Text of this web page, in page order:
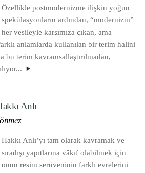
Özellikle postmodernizme ilişkin yoğun
spekülasyonların ardından, “modernizm”
her vesileyle karşımıza çıkan, ama
anlamlarda kullanılan bir terim halini
bu terim kavramsallaştırılmadan,
Anlı
Hakkı Anlı’yı tam olarak kavramak ve
sıradışı yapıtlarına vâkıf olabilmek için
onun resim serüveninin farklı evrelerini